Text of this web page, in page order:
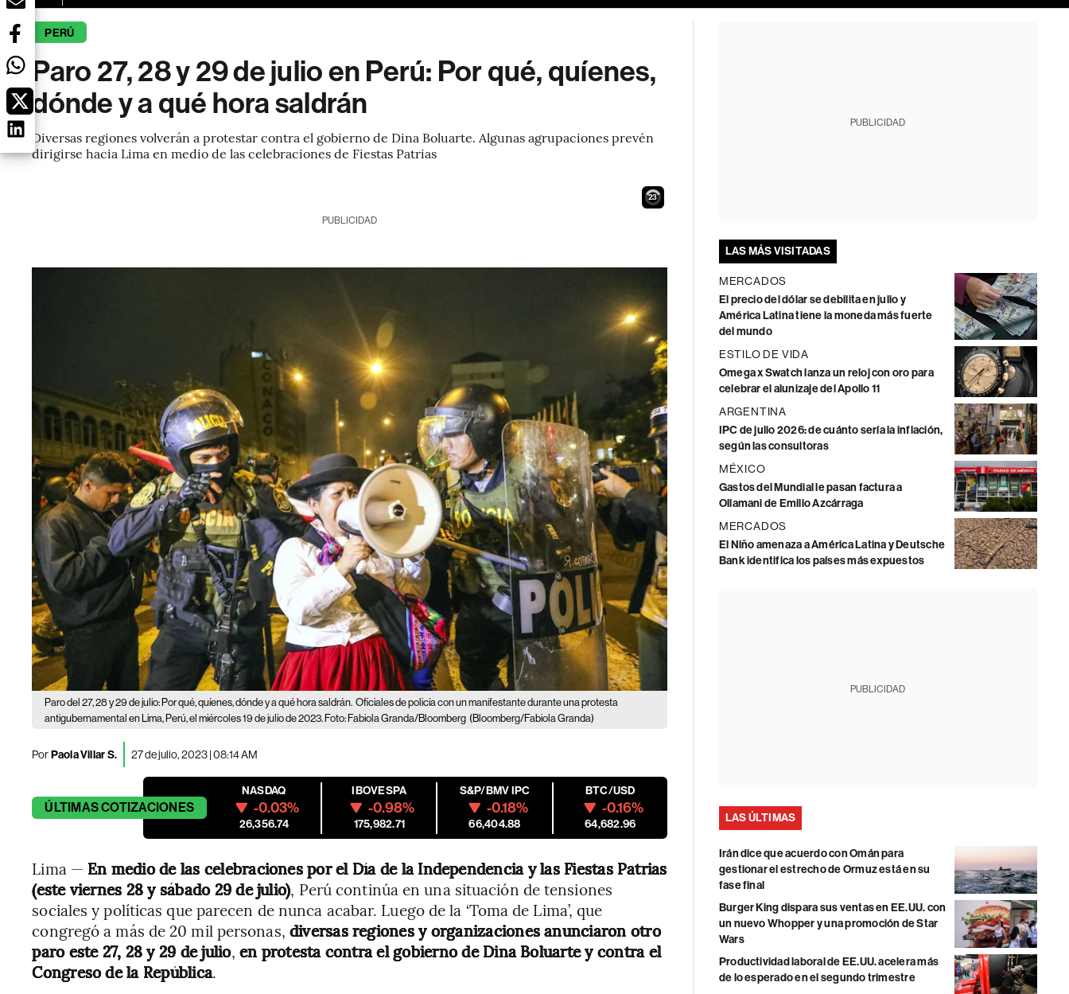
PERÚ
Paro 27, 28 y 29 de julio en Perú: Por qué, quíenes,
dónde y a qué hora saldrán
Diversas regiones volverán a protestar contra el gobierno de Dina Boluarte. Algunas agrupaciones prevén
dirigirse hacia Lima en medio de las celebraciones de Fiestas Patrias
22
PUBLICIDAD
Paro del 27, 28 y 29 de julio: Por qué, quíenes, dónde y a qué hora saldrán. Oficiales de policía con un manifestante durante una protesta
antigubernamental en Lima, Perú, el miércoles 19 de julio de 2023. Foto: Fabiola Granda/Bloomberg (Bloomberg/Fabiola Granda)
PorPaola Villar S. 27 de julio, 2023 | 08:14 AM
ÚLTIMASCOTIZACIONES
NASDAQ
-0.03%
26,356.74
IBOVESPA
-0.98%
175,982.71
S&P/BMV IPC
-0.18%
66,404.88
BTC/USD
-0.16%
64,682.96
Lima — En medio de las celebraciones por el Día de la Independencia y las Fiestas Patrias
(este viernes 28 y sábado 29 de julio), Perú continúa en una situación de tensiones
sociales y políticas que parecen de nunca acabar. Luego de la ‘Toma de Lima’, que
congregó a más de 20 mil personas, diversas regiones y organizaciones anunciaron otro
paro este 27, 28 y 29 de julio, en protesta contra el gobierno de Dina Boluarte y contra el
Congreso de la República.
PUBLICIDAD
LAS MÁS VISITADAS
MERCADOS
El precio del dólar se debilita en julio y
América Latina tiene la moneda más fuerte
del mundo
ESTILO DE VIDA
Omega x Swatch lanza un reloj con oro para
celebrar el alunizaje del Apollo 11
ARGENTINA
IPC de julio 2026: de cuánto sería la inflación,
según las consultoras
MÉXICO
Gastos del Mundial le pasan factura a
Ollamani de Emilio Azcárraga
MERCADOS
El Niño amenaza a América Latina y Deutsche
Bank identifica los países más expuestos
PUBLICIDAD
LAS ÚLTIMAS
Irán dice que acuerdo con Omán para
gestionar el estrecho de Ormuz está en su
fase final
Burger King dispara sus ventas en EE.UU. con
un nuevo Whopper y una promoción de Star
Wars
Productividad laboral de EE.UU. acelera más
de lo esperado en el segundo trimestre